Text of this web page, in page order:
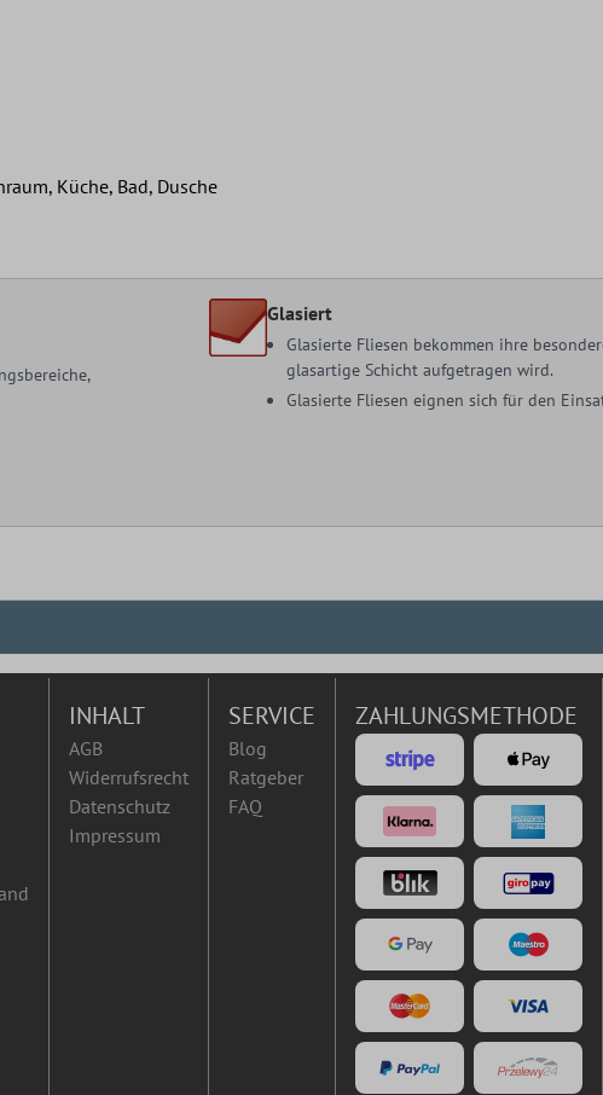
Küche, Bad, Dusche
Glasiert
Glasierte Fliesen bekommen ihre
glasartige Schicht aufgetragen wird.
Glasierte Fliesen eignen sich für den
INHALT
AGB
Widerrufsrecht
Datenschutz
Impressum
SERVICE
Blog
Ratgeber
FAQ
ZAHLUNGSMETHODE